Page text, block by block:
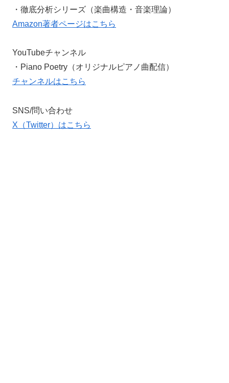
・徹底分析シリーズ（楽曲構造・音楽理論）
Amazon著者ページはこちら
YouTubeチャンネル
・Piano Poetry（オリジナルピアノ曲配信）
チャンネルはこちら
SNS/問い合わせ
X（Twitter）はこちら